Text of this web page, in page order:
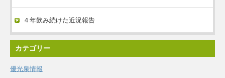
４年飲み続けた近況報告
カテゴリー
優光泉情報